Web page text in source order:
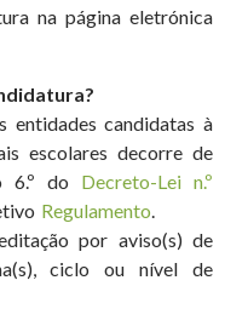
na página eletrónica
entidades candidatas à
escolares decorre de
6.º do Decreto-Lei n.º
Regulamento
por aviso(s) de
ciclo ou nível de